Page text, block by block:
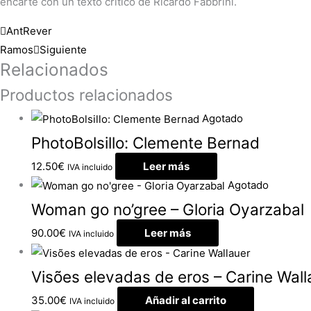
AntRever
Ramos Siguiente
Relacionados
Productos relacionados
Agotado
PhotoBolsillo: Clemente Bernad
12.50€ IVA incluido
Leer más
Agotado
Woman go no’gree – Gloria Oyarzabal
90.00€ IVA incluido Leer más
Visões elevadas de eros – Carine
35.00€ IVA incluido Añadir al carrito